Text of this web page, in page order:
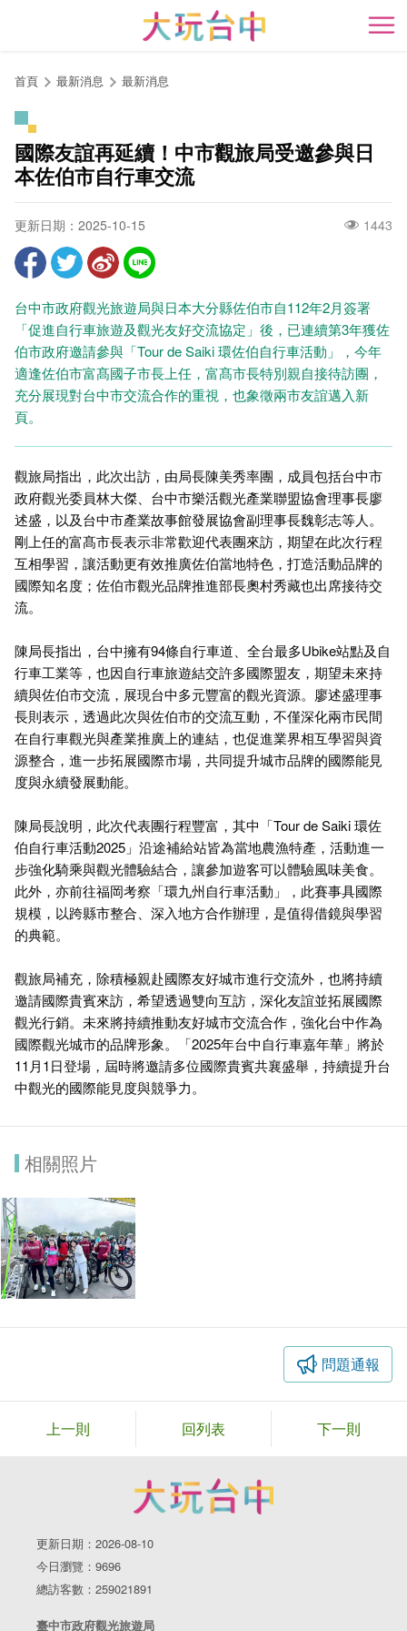
開
首頁 最新消息 最新消息
國際友誼再延續！中市觀旅局受邀參與日
本佐伯市自行車交流
更新日期：2025-10-15 1443
台中市政府觀光旅遊局與日本大分縣佐伯市自112年2月簽署
「促進自行車旅遊及觀光友好交流協定」後，已連續第3年獲佐
伯市政府邀請參與「Tour de Saiki 環佐伯自行車活動」，今年
適逢佐伯市富髙國子市長上任，富髙市長特別親自接待訪團，
充分展現對台中市交流合作的重視，也象徵兩市友誼邁入新
頁。
觀旅局指出，此次出訪，由局長陳美秀率團，成員包括台中市
政府觀光委員林大傑、台中市樂活觀光產業聯盟協會理事長廖
述盛，以及台中市產業故事館發展協會副理事長魏彰志等人。
剛上任的富髙市長表示非常歡迎代表團來訪，期望在此次行程
互相學習，讓活動更有效推廣佐伯當地特色，打造活動品牌的
國際知名度；佐伯市觀光品牌推進部長奧村秀藏也出席接待交
流。
陳局長指出，台中擁有94條自行車道、全台最多Ubike站點及自
行車工業等，也因自行車旅遊結交許多國際盟友，期望未來持
續與佐伯市交流，展現台中多元豐富的觀光資源。廖述盛理事
長則表示，透過此次與佐伯市的交流互動，不僅深化兩市民間
在自行車觀光與產業推廣上的連結，也促進業界相互學習與資
源整合，進一步拓展國際市場，共同提升城市品牌的國際能見
度與永續發展動能。
陳局長說明，此次代表團行程豐富，其中「Tour de Saiki 環佐
伯自行車活動2025」沿途補給站皆為當地農漁特產，活動進一
步強化騎乘與觀光體驗結合，讓參加遊客可以體驗風味美食。
此外，亦前往福岡考察「環九州自行車活動」，此賽事具國際
規模，以跨縣市整合、深入地方合作辦理，是值得借鏡與學習
的典範。
觀旅局補充，除積極親赴國際友好城市進行交流外，也將持續
邀請國際貴賓來訪，希望透過雙向互訪，深化友誼並拓展國際
觀光行銷。未來將持續推動友好城市交流合作，強化台中作為
國際觀光城市的品牌形象。「2025年台中自行車嘉年華」將於
11月1日登場，屆時將邀請多位國際貴賓共襄盛舉，持續提升台
中觀光的國際能見度與競爭力。
相關照片
問題通報
上一則 回列表 下一則
更新日期：2026-08-10
今日瀏覽：9696
總訪客數：259021891
臺中市政府觀光旅遊局